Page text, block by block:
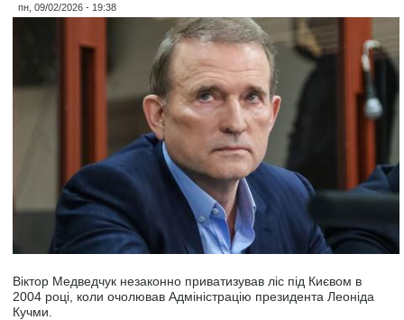
пн, 09/02/2026 - 19:38
Віктор Медведчук незаконно приватизував ліс під Києвом в
2004 році, коли очолював Адміністрацію президента Леоніда
Кучми.